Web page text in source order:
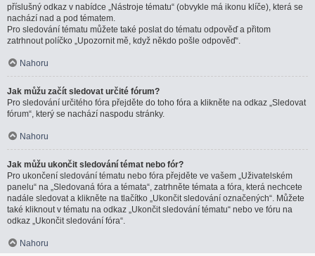
příslušný odkaz v nabídce „Nástroje tématu“ (obvykle má ikonu klíče), která se
nachází nad a pod tématem.
Pro sledování tématu můžete také poslat do tématu odpověď a přitom
zatrhnout políčko „Upozornit mě, když někdo pošle odpověď“.
Nahoru
Jak můžu začít sledovat určité fórum?
Pro sledování určitého fóra přejděte do toho fóra a klikněte na odkaz „Sledovat
fórum“, který se nachází naspodu stránky.
Nahoru
Jak můžu ukončit sledování témat nebo fór?
Pro ukončení sledování tématu nebo fóra přejděte ve vašem „Uživatelském
panelu“ na „Sledovaná fóra a témata“, zatrhněte témata a fóra, která nechcete
nadále sledovat a klikněte na tlačítko „Ukončit sledování označených“. Můžete
také kliknout v tématu na odkaz „Ukončit sledování tématu“ nebo ve fóru na
odkaz „Ukončit sledování fóra“.
Nahoru